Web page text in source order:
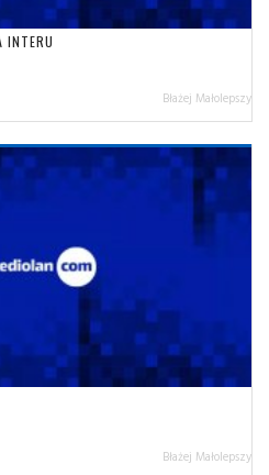
INTERU
Błażej Małolepszy
Błażej Małolepszy